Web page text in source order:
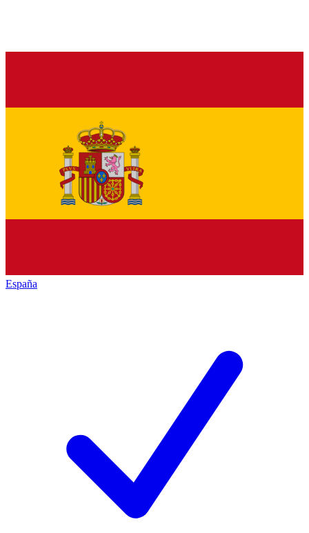
España